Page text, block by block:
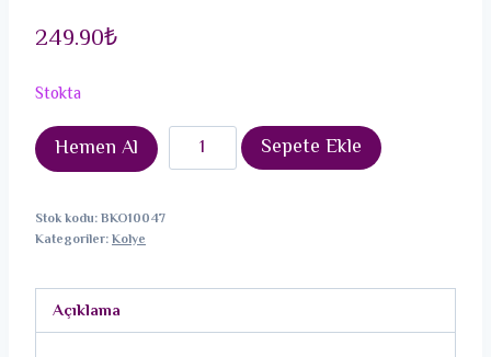
249.90₺
Stokta
Hemen Al
316L
Çelik
Zirkon
Sepete Ekle
Stok kodu:BKO10047
Kategoriler:Kolye
Açıklama